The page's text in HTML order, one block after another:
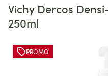
Vichy Dercos
250ml
PROMO